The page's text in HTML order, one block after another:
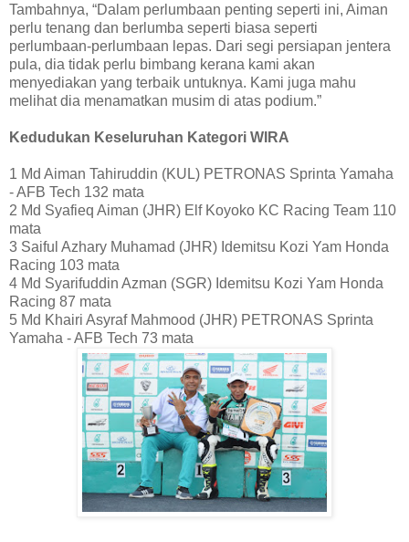
Tambahnya, “Dalam perlumbaan penting seperti ini, Aiman
perlu tenang dan berlumba seperti biasa seperti
perlumbaan-perlumbaan lepas. Dari segi persiapan jentera
pula, dia tidak perlu bimbang kerana kami akan
menyediakan yang terbaik untuknya. Kami juga mahu
melihat dia menamatkan musim di atas podium.”
Kedudukan Keseluruhan Kategori WIRA
1 Md Aiman Tahiruddin (KUL) PETRONAS Sprinta Yamaha
- AFB Tech 132 mata
2 Md Syafieq Aiman (JHR) Elf Koyoko KC Racing Team 110
mata
3 Saiful Azhary Muhamad (JHR) Idemitsu Kozi Yam Honda
Racing 103 mata
4 Md Syarifuddin Azman (SGR) Idemitsu Kozi Yam Honda
Racing 87 mata
5 Md Khairi Asyraf Mahmood (JHR) PETRONAS Sprinta
Yamaha - AFB Tech 73 mata